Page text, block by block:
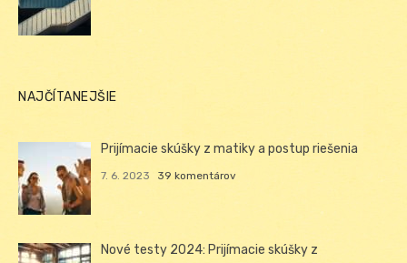
NAJČÍTANEJŠIE
Prijímacie skúšky z matiky a postup riešenia
7. 6. 2023 39 komentárov
Nové testy 2024: Prijímacie skúšky z